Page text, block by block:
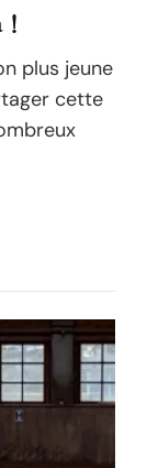
!
plus jeune
cette